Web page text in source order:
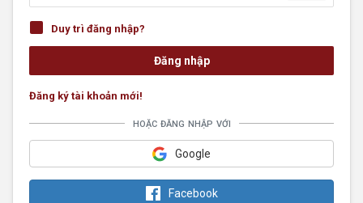
Duy trì đăng nhập?
Đăng ký tài khoản mới!
hoặc đăng nhập với
Google
Facebook